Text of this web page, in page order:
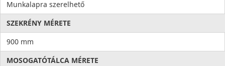
Munkalapra szerelhető
SZEKRÉNY MÉRETE
900 mm
MOSOGATÓTÁLCA MÉRETE